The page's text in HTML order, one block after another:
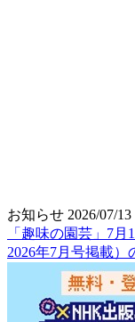
お知らせ 2026/07/13
「趣味の園芸」7
2026年7月号掲載）